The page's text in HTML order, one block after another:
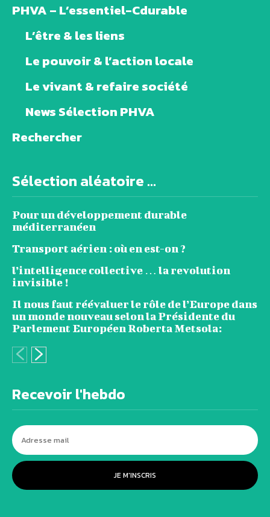
PHVA – L’essentiel-Cdurable
L’être & les liens
Le pouvoir & l’action locale
Le vivant & refaire société
News Sélection PHVA
Rechercher
Sélection aléatoire ...
Pour un développement durable
méditerranéen
Transport aérien : où en est-on ?
l’intelligence collective … la revolution
invisible !
Il nous faut réévaluer le rôle de l’Europe dans
un monde nouveau selon la Présidente du
Parlement Européen Roberta Metsola:
Recevoir l'hebdo
JE M'INSCRIS